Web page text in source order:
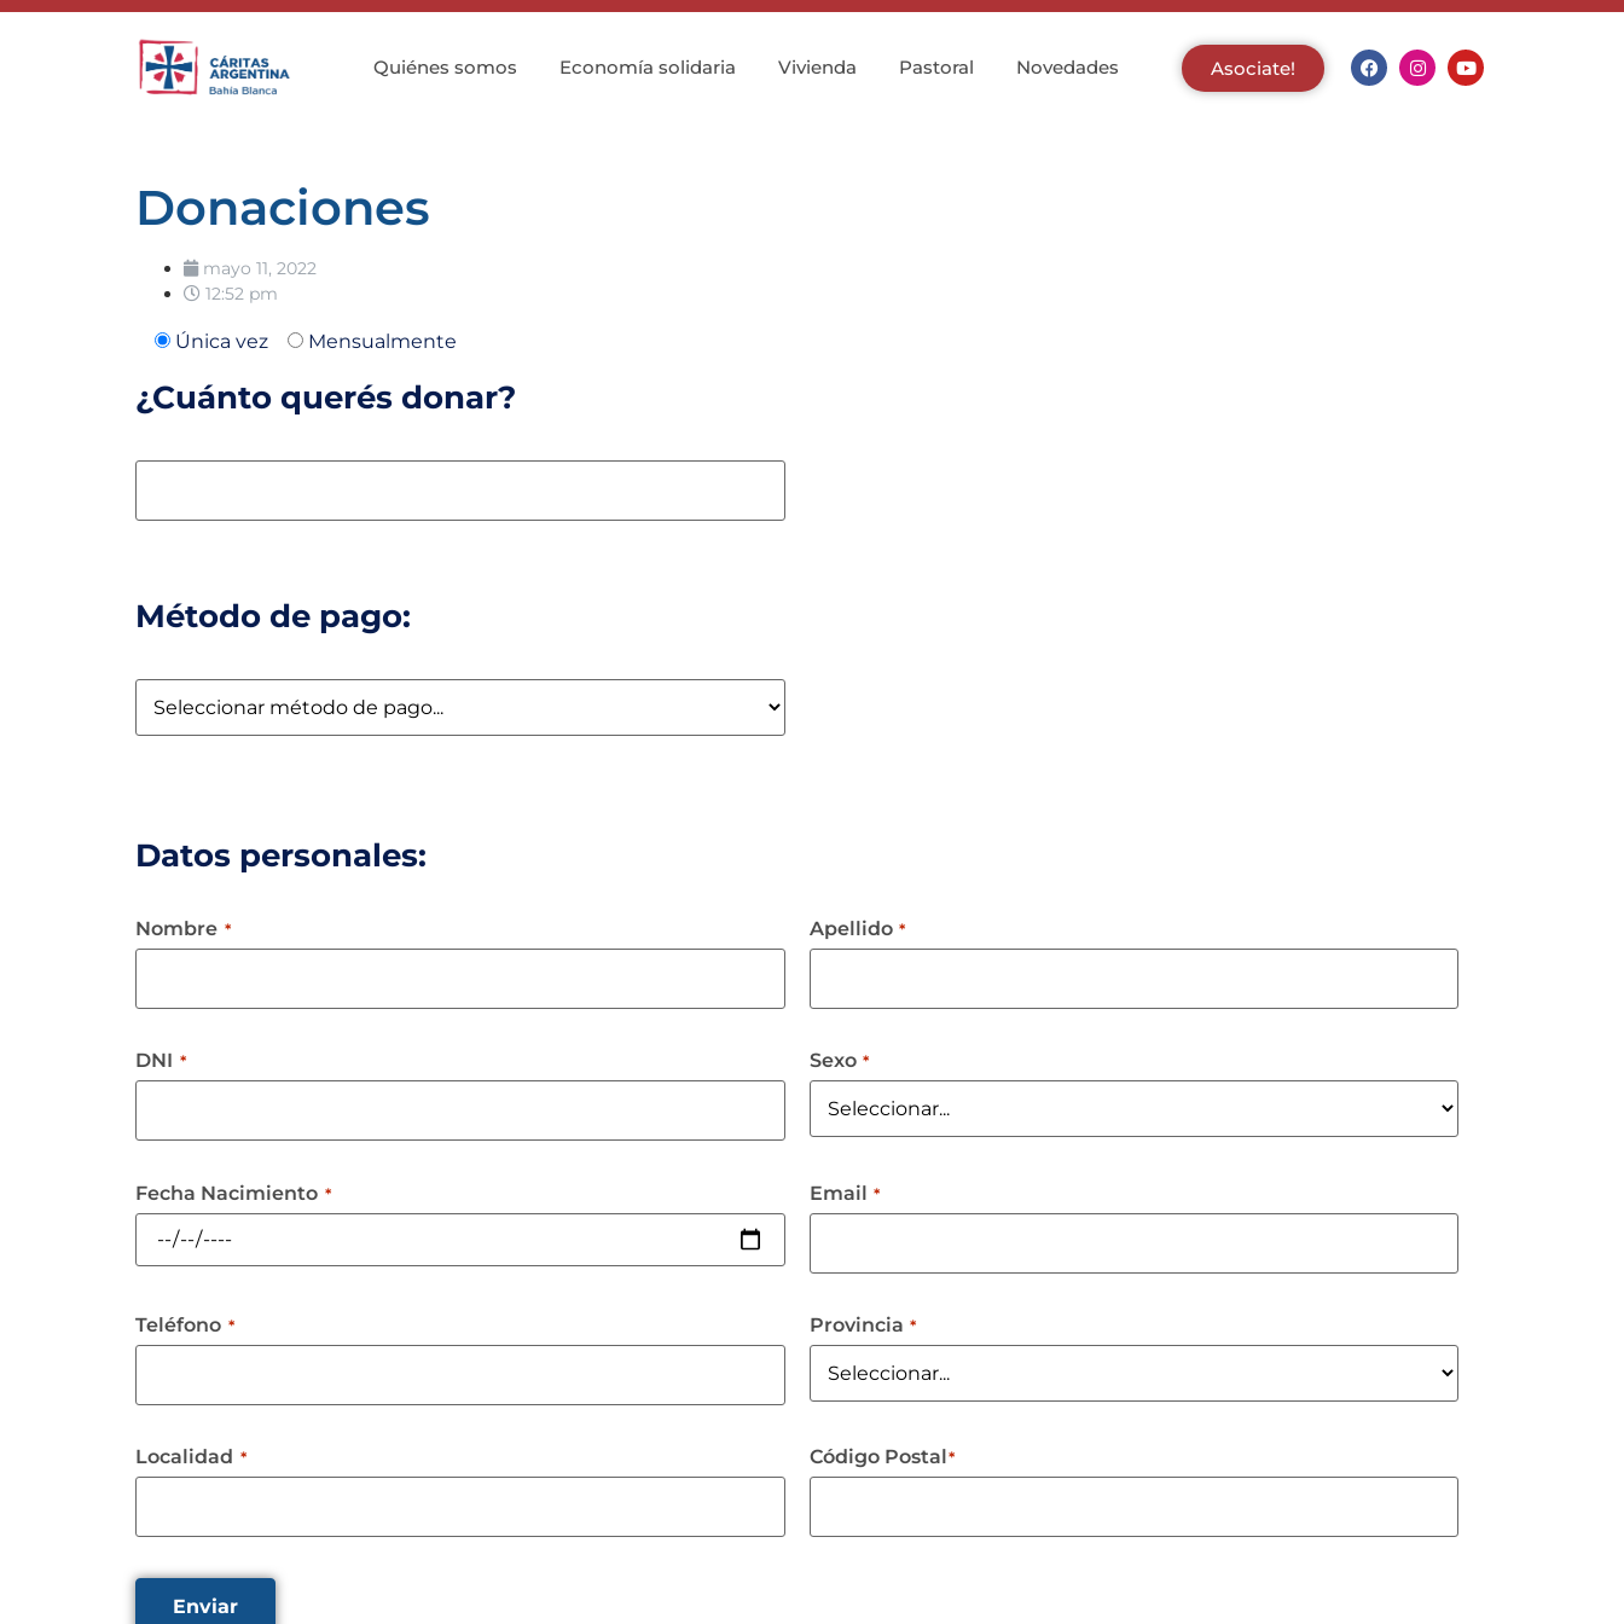
Quiénes somos Economía solidaria Vivienda Pastoral Novedades Asociate!
Donaciones
mayo 11, 2022
12:52 pm
Única vez Mensualmente
¿Cuánto querés donar?
Método de pago:
Datos personales:
Nombre * Apellido *
DNI * Sexo *
Fecha Nacimiento * Email *
Teléfono * Provincia *
Localidad * Código Postal*